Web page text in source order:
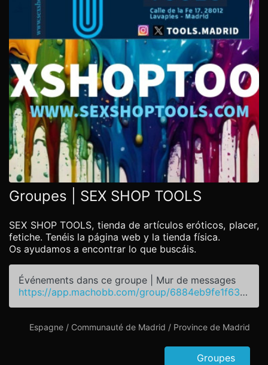
Groupes | SEX SHOP TOOLS
SEX SHOP TOOLS, tienda de artículos eróticos, placer,
fetiche. Tenéis la página web y la tienda física.
Os ayudamos a encontrar lo que buscáis.
Événements dans ce groupe | Mur de messages
https://app.machobb.com/group/6884eb9fe1f63a887a093142
Espagne / Communauté de Madrid / Province de Madrid
Groupes